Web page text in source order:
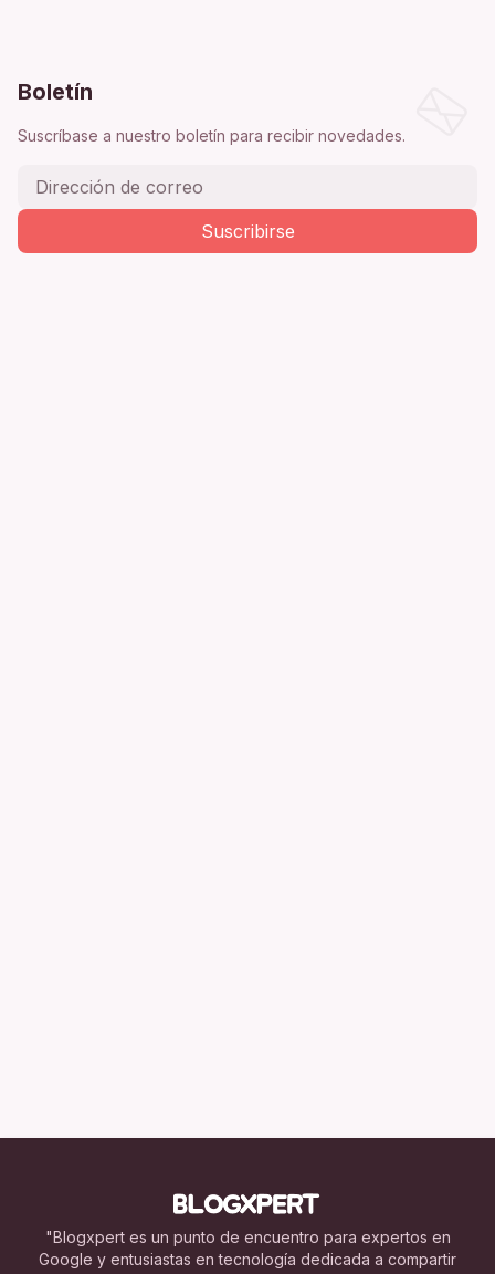
Boletín
Suscríbase a nuestro boletín para recibir novedades.
"Blogxpert es un punto de encuentro para expertos en
Google y entusiastas en tecnología dedicada a compartir